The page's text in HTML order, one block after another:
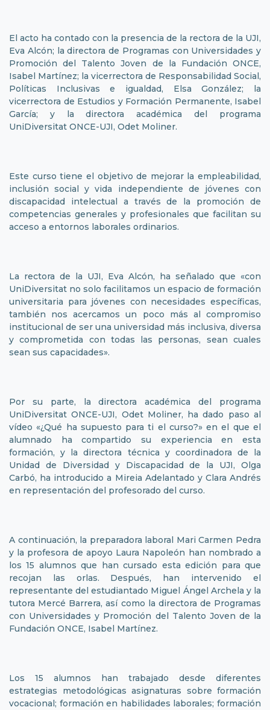
El acto ha contado con la presencia de la rectora de la UJI,
Eva Alcón; la directora de Programas con Universidades y
Promoción del Talento Joven de la Fundación ONCE,
Isabel Martínez; la vicerrectora de Responsabilidad Social,
Políticas Inclusivas e igualdad, Elsa González; la
vicerrectora de Estudios y Formación Permanente, Isabel
García; y la directora académica del programa
UniDiversitat ONCE-UJI, Odet Moliner.
Este curso tiene el objetivo de mejorar la empleabilidad,
inclusión social y vida independiente de jóvenes con
discapacidad intelectual a través de la promoción de
competencias generales y profesionales que facilitan su
acceso a entornos laborales ordinarios.
La rectora de la UJI, Eva Alcón, ha señalado que «con
UniDiversitat no solo facilitamos un espacio de formación
universitaria para jóvenes con necesidades específicas,
también nos acercamos un poco más al compromiso
institucional de ser una universidad más inclusiva, diversa
y comprometida con todas las personas, sean cuales
sean sus capacidades».
Por su parte, la directora académica del programa
UniDiversitat ONCE-UJI, Odet Moliner, ha dado paso al
vídeo «¿Qué ha supuesto para ti el curso?» en el que el
alumnado ha compartido su experiencia en esta
formación, y la directora técnica y coordinadora de la
Unidad de Diversidad y Discapacidad de la UJI, Olga
Carbó, ha introducido a Mireia Adelantado y Clara Andrés
en representación del profesorado del curso.
A continuación, la preparadora laboral Mari Carmen Pedra
y la profesora de apoyo Laura Napoleón han nombrado a
los 15 alumnos que han cursado esta edición para que
recojan las orlas. Después, han intervenido el
representante del estudiantado Miguel Ángel Archela y la
tutora Mercé Barrera, así como la directora de Programas
con Universidades y Promoción del Talento Joven de la
Fundación ONCE, Isabel Martínez.
Los 15 alumnos han trabajado desde diferentes
estrategias metodológicas asignaturas sobre formación
vocacional; formación en habilidades laborales; formación